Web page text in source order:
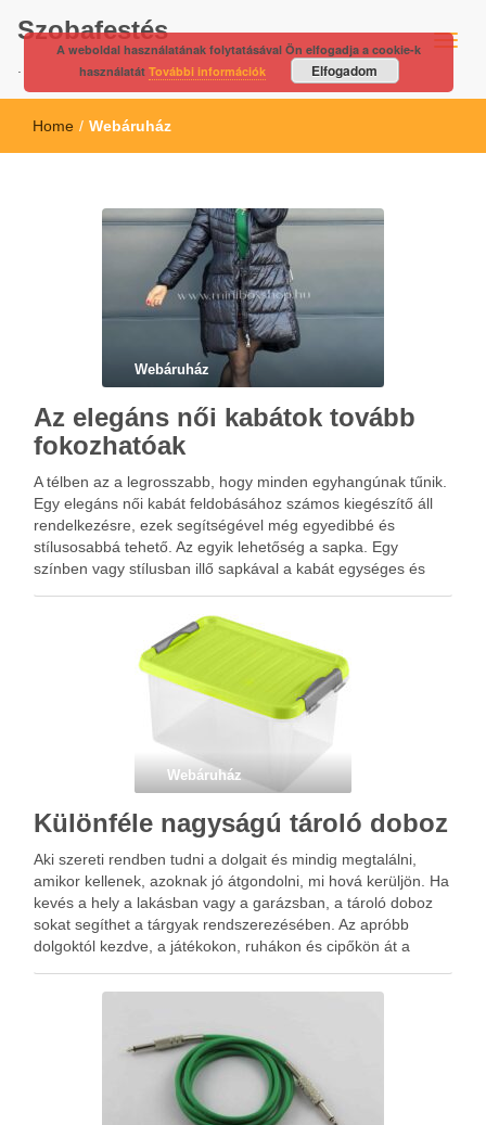
Szobafestés
Home / Webáruház
Webáruház
Az elegáns női kabátok tovább
fokozhatóak
A télben az a legrosszabb, hogy minden egyhangúnak tűnik.
Egy elegáns női kabát feldobásához számos kiegészítő áll
rendelkezésre, ezek segítségével még egyedibbé és
stílusosabbá tehető. Az egyik lehetőség a sapka. Egy
színben vagy stílusban illő sapkával a kabát egységes és
Webáruház
Különféle nagyságú tároló doboz
Aki szereti rendben tudni a dolgait és mindig megtalálni,
amikor kellenek, azoknak jó átgondolni, mi hová kerüljön. Ha
kevés a hely a lakásban vagy a garázsban, a tároló doboz
sokat segíthet a tárgyak rendszerezésében. Az apróbb
dolgoktól kezdve, a játékokon, ruhákon és cipőkön át a
A weboldal használatának folytatásával Ön elfogadja a cookie-k
használatát További információk Elfogadom